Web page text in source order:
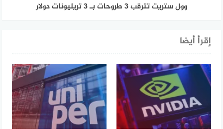
وول ستريت تترقب 3 طروحات بـ 3 تريليونات دولار
إقرأ أيضا